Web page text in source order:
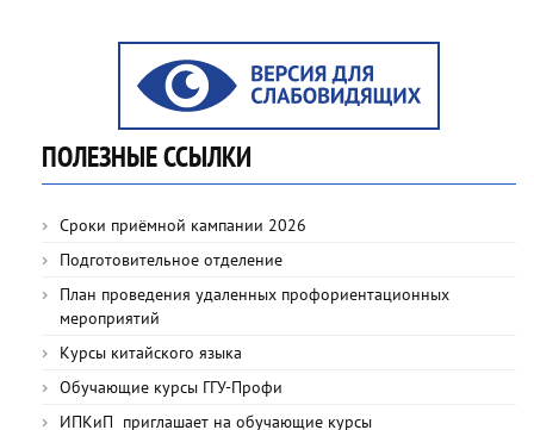
ПОЛЕЗНЫЕ ССЫЛКИ
Сроки приёмной кампании 2026
Подготовительное отделение
План проведения удаленных профориентационных
мероприятий
Курсы китайского языка
Обучающие курсы ГГУ-Профи
ИПКиП приглашает на обучающие курсы